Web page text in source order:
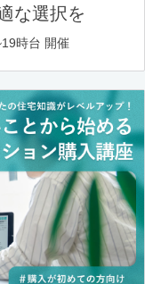
な選択を
時台 開催